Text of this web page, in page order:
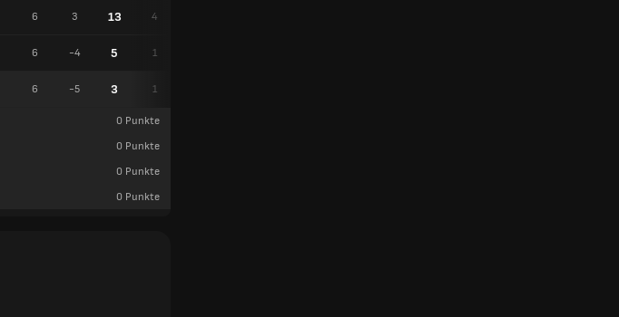
6 3 13 4
6 -4 5 1
6 -5 3 1
0 Punkte
0 Punkte
0 Punkte
0 Punkte